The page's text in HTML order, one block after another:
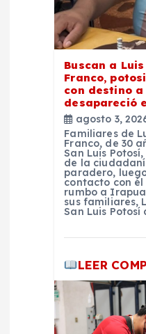
Buscan a
Franco,
con destino
desapareció
agosto 3,
Familiares de
Franco, de 30
San Luis
de la
paradero,
contacto con
rumbo a
sus familiares,
San Luis
LEER